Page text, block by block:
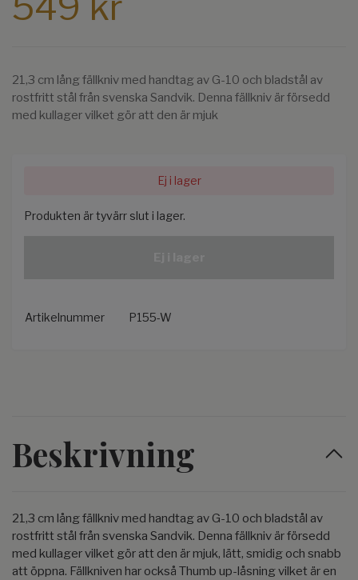
21,3 cm lång fällkniv med handtag av G-10 och bladstål av
rostfritt stål från svenska Sandvik. Denna fällkniv är försedd
med kullager vilket gör att den är mjuk
Ej i lager
Produkten är tyvärr slut i lager.
Artikelnummer P155-W
Beskrivning
21,3 cm lång fällkniv med handtag av G-10 och bladstål av
rostfritt stål från svenska Sandvik. Denna fällkniv är försedd
med kullager vilket gör att den är mjuk, lätt, smidig och snabb
att öppna. Fällkniven har också Thumb up-låsning vilket är en